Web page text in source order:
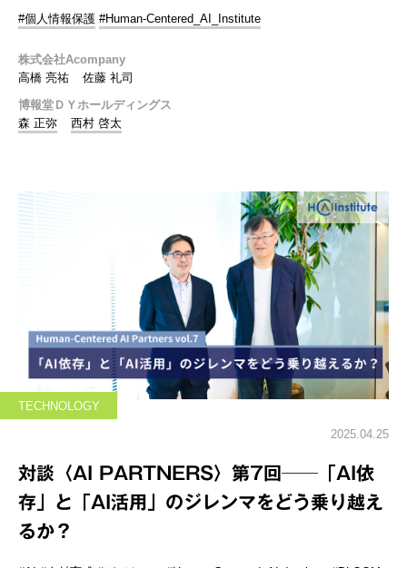
#個人情報保護 #Human-Centered_AI_Institute
株式会社Acompany
高橋 亮祐
佐藤 礼司
博報堂ＤＹホールディングス
森 正弥
西村 啓太
TECHNOLOGY
2025.04.25
対談〈AI PARTNERS〉第7回──「AI依
存」と「AI活用」のジレンマをどう乗り越え
るか？